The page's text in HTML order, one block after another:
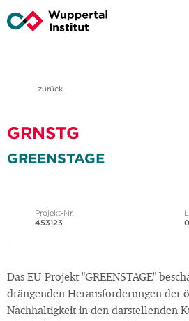
zurück
GRNSTG
GREENSTAGE
Projekt-Nr.
453123
Das EU-Projekt "GREENSTAGE"
drängenden Herausforderungen der
Nachhaltigkeit in den darstellenden